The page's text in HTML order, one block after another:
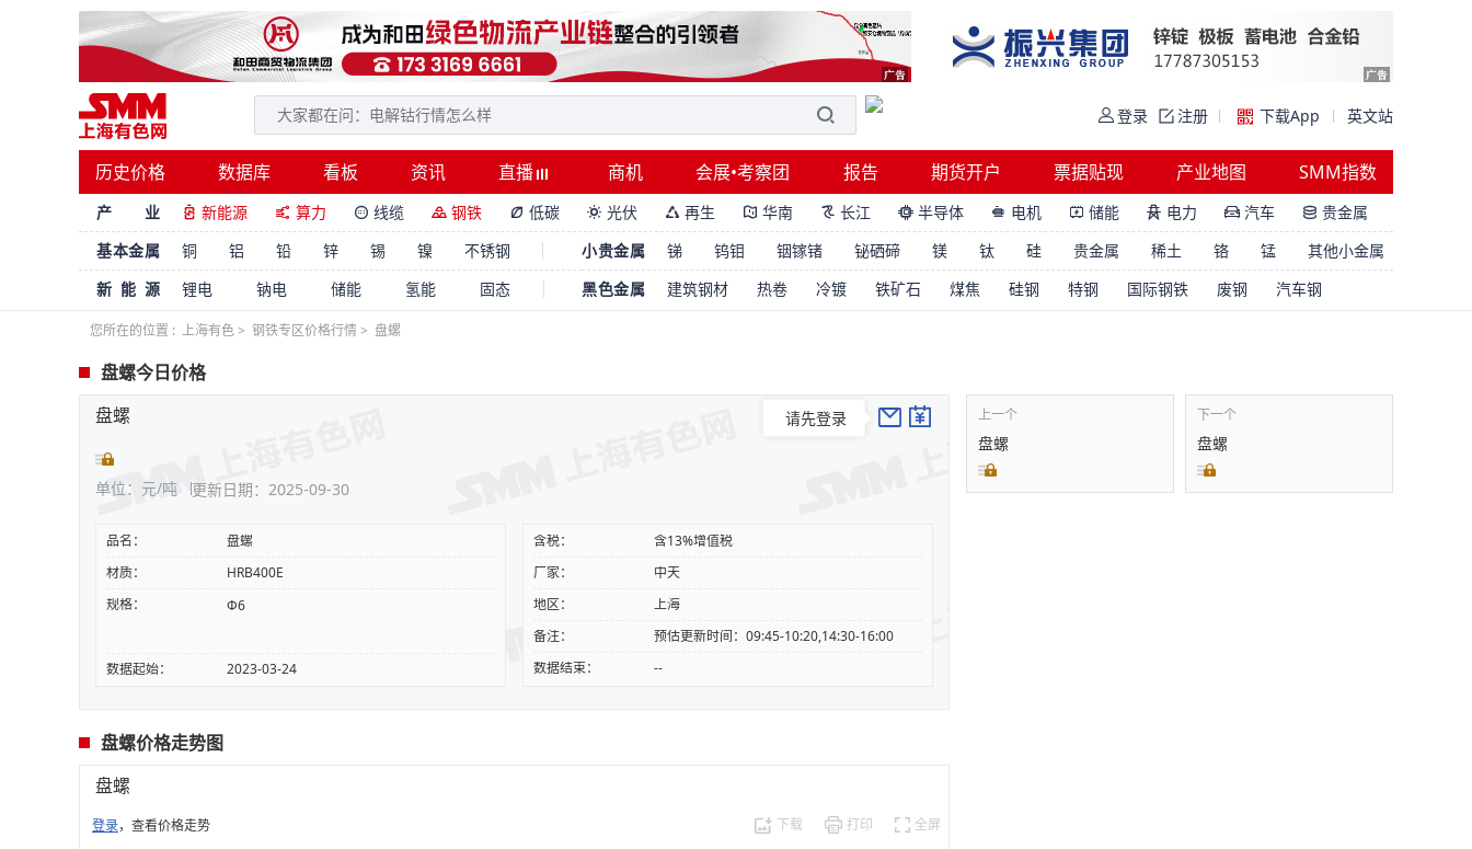
登录 注册 下载App 英文站
历史价格 数据库 看板 资讯 直播 商机 会展•考察团 报告 期货开户 票据贴现 产业地图 SMM指数
产 业  新能源  算力  线缆  钢铁  低碳  光伏  再生  华南  长江  半导体  电机  储能  电力  汽车  贵金属
基本金属
铜 铝 铅 锌 锡 镍 不锈钢 小贵金属 锑 钨钼 铟镓锗 铋硒碲 镁 钛 硅 贵金属 稀土 铬 锰
其他小金属
新能源
锂电 钠电 储能 氢能 固态 黑色金属 建筑钢材 热卷 冷镀 铁矿石 煤焦 硅钢 特钢 国际钢铁 废钢 汽车钢
您所在的位置 : 上海有色> 钢铁专区价格行情> 盘螺
盘螺今日价格
盘螺
单位：元/吨 更新日期：2025-09-30
请先登录
品名：
盘螺
材质：
HRB400E
规格：
Φ6
数据起始： 2023-03-24
含税：
含13%增值税
厂家：
中天
地区：
上海
备注：
预估更新时间：09:45-10:20,14:30-16:00
数据结束：
--
盘螺价格走势图
盘螺
登录，查看价格走势 下载 打印 全屏
上一个
盘螺
下一个
盘螺